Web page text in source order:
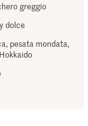
greggio
dolce
pesata mondata,